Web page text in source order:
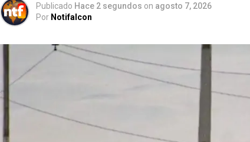
Publicado Hace 2 segundos on agosto 7, 2026
Por Notifalcon